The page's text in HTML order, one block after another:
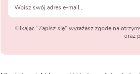
Klikając "Zapisz się" wyrażasz zgodę na
oraz